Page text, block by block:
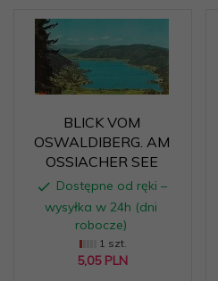
BLICK VOM
OSWALDIBERG. AM
OSSIACHER SEE
Dostępne od ręki –
wysyłka w 24h (dni
robocze)
1 szt.
5,05 PLN